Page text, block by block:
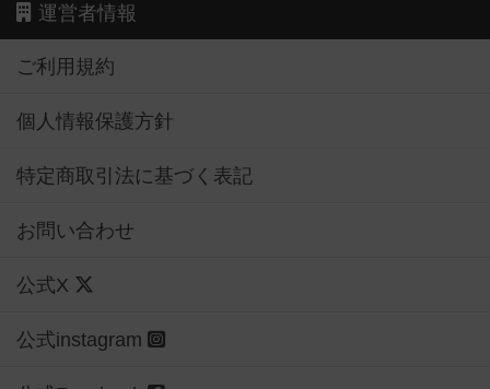
運営者情報
ご利用規約
個人情報保護方針
特定商取引法に基づく表記
お問い合わせ
公式X
公式instagram